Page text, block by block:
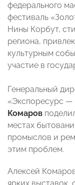
федерального
фестиваль
Нины Корбут,
региона,
культурным
участие в
Генеральный
«Экспоресурс —
Комаров
местах
промыслов и
этим проблем.
Алексей